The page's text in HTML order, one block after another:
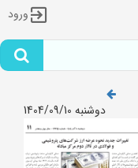
ورود
دوشنبه 1404/09/10